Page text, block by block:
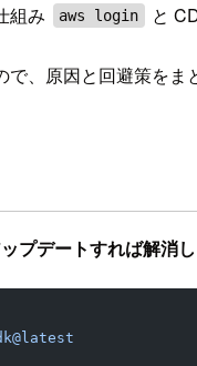
組み
aws login と
、原因と回避策をま
プデートすれば解消し